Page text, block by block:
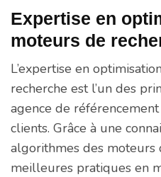
Expertise en
moteurs de
L’expertise en
recherche est l’un des
agence de
clients. Grâce à une
algorithmes des moteurs
meilleures pratiques en